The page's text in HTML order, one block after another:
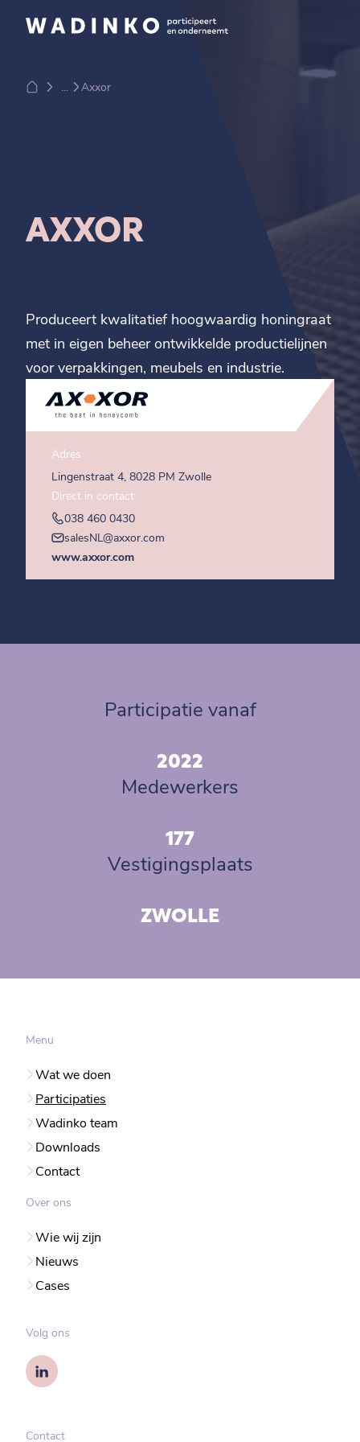
... Axxor
AXXOR
Produceert kwalitatief hoogwaardig honingraat
met in eigen beheer ontwikkelde productielijnen
voor verpakkingen, meubels en industrie.
Adres
Lingenstraat 4, 8028 PM Zwolle
Direct in contact
038 460 0430
salesNL@axxor.com
www.axxor.com
Participatie vanaf
2022
Medewerkers
177
Vestigingsplaats
ZWOLLE
Menu
Wat we doen
Participaties
Wadinko team
Downloads
Contact
Over ons
Wie wij zijn
Nieuws
Cases
Volg ons
Contact